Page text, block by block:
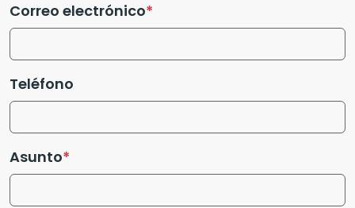
Correo electrónico
Teléfono
Asunto